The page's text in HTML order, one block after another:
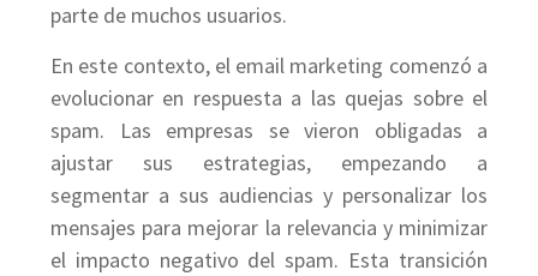
parte de muchos usuarios.
En este contexto, el email marketing comenzó a
evolucionar en respuesta a las quejas sobre el
spam. Las empresas se vieron obligadas a
ajustar sus estrategias, empezando a
segmentar a sus audiencias y personalizar los
mensajes para mejorar la relevancia y minimizar
el impacto negativo del spam. Esta transición